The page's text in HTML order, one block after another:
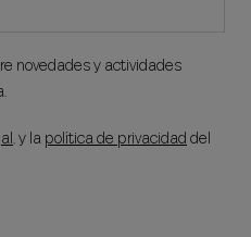
novedades y actividades
, y lapolítica de privacidaddel